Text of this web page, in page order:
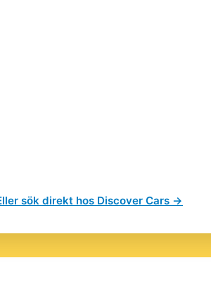
sök direkt hos Discover Cars →